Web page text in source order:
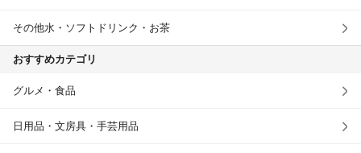
その他水・ソフトドリンク・お茶
おすすめカテゴリ
グルメ・食品
日用品・文房具・手芸用品